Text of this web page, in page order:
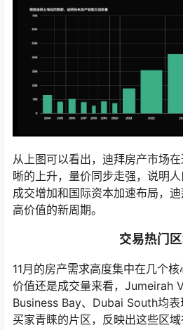
从上图可以看出，迪拜房产市场
晰的上升，量价同步走强，说明
成交增加和国际资本加速布局，迪
高价值的新周期。
交易热门
11月的房产需求高度集中在几个
价值还是成交量来看，Jumeirah
Business Bay、Dubai South均
买家青睐的片区，反映出这些区